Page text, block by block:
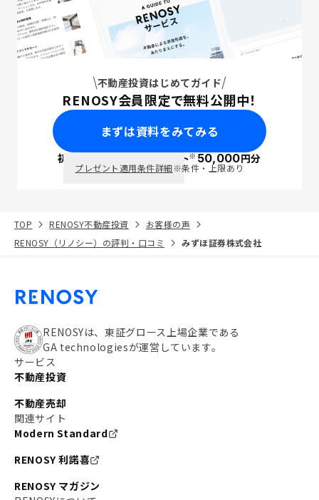
不動産投資はじめてガイド
RENOSY会員限定で無料公開中！
まずは資料をみてみる
初回面談で ポイント※50,000円分
プレゼント適用条件詳細※条件・上限あり
TOP RENOSY不動産投資
お客様の声
RENOSY（リノシー）の評判・口コミ
みずほ証券株式会社
RENOSYは、東証グロース上場企業である
GA technologiesが運営しています。
サービス
不動産投資
不動産売却
関連サイト
Modern Standard
RENOSY 利諾喜
RENOSY マガジン